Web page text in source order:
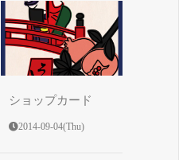
ショップカード
2014-09-04(Thu)